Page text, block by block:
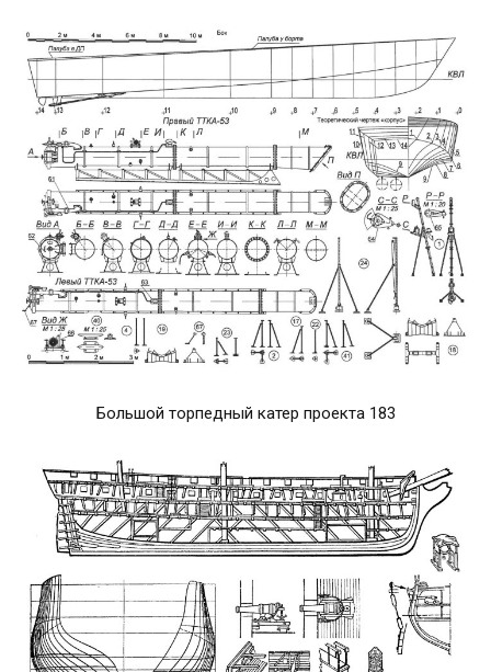
Большой торпедный катер проекта 183